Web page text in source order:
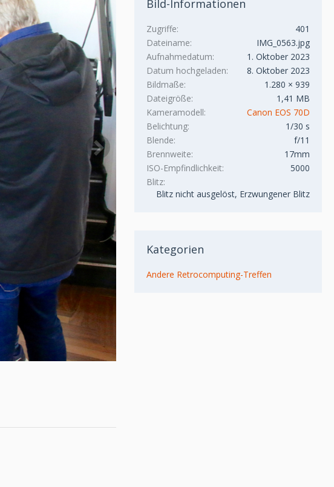
Bild-Informationen
Zugriffe
401
Dateiname
IMG_0563.jpg
Aufnahmedatum
1. Oktober 2023
Datum hochgeladen
8. Oktober 2023
Bildmaße
1.280 × 939
Dateigröße
1,41 MB
Kameramodell
Canon EOS 70D
Belichtung
1/30 s
Blende
f/11
Brennweite
17mm
ISO-Empfindlichkeit
5000
Blitz
Blitz nicht ausgelöst, Erzwungener Blitz
Kategorien
Andere Retrocomputing-Treffen